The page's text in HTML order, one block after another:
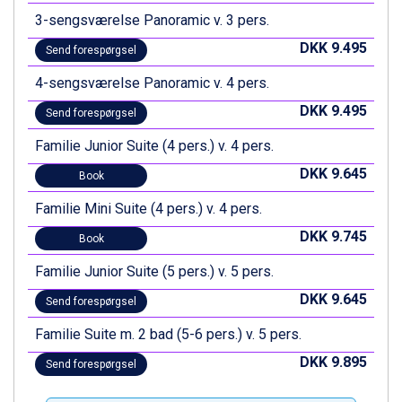
Ischgl fra DKK 7.095
St. Anton fra DKK 7.245
Zell am See fra DKK 4.095
Livigno fra DKK 4.145
Canazei fra DKK 4.745
Ponte di Legno fra DKK 4.745
Bad Gastein fra DKK 4.195
Alleghe fra DKK 5.595
Sauze dOulx fra DKK 4.045
Arabba fra DKK 7.045
La Thuile fra DKK 4.595
Cervinia fra DKK 5.295
Val Thorens fra DKK 5.395
Passo Tonale fra DKK 3.795
Saalbach fra DKK 5.945
Sölden fra DKK 8.445
Bad Hofgastein fra DKK 5.495
Champoluc fra DKK 3.795
Sestriere fra DKK 4.395
3-sengsværelse Panoramic v. 3 pers.
Send forespørgsel DKK 9.495
4-sengsværelse Panoramic v. 4 pers.
Send forespørgsel DKK 9.495
Familie Junior Suite (4 pers.) v. 4 pers.
Book DKK 9.645
Familie Mini Suite (4 pers.) v. 4 pers.
Book DKK 9.745
Familie Junior Suite (5 pers.) v. 5 pers.
Send forespørgsel DKK 9.645
Familie Suite m. 2 bad (5-6 pers.) v. 5 pers.
Send forespørgsel DKK 9.895